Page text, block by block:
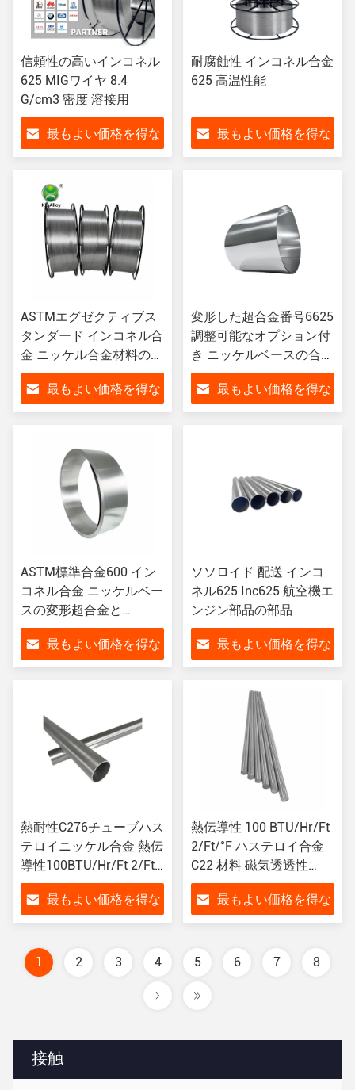
接触
信頼性の高いインコネル
625 MIGワイヤ 8.4
G/cm3 密度 溶接用
最もよい価格を得な
耐腐蝕性 インコネル合金
625 高温性能
最もよい価格を得な
ASTMエグゼクティブス
タンダード インコネル合
金 ニッケル合金材料の部
品
最もよい価格を得な
変形した超合金番号6625
調整可能なオプション付
き ニッケルベースの合金
タイプ
最もよい価格を得な
ASTM標準合金600 イン
コネル合金 ニッケルベー
スの変形超合金と
MO2.8-3.3%
最もよい価格を得な
ソソロイド 配送 インコ
ネル625 Inc625 航空機エ
ンジン部品の部品
最もよい価格を得な
熱耐性C276チューブハス
テロイニッケル合金 熱伝
導性100BTU/Hr/Ft 2/Ft/
°F
最もよい価格を得な
熱伝導性 100 BTU/Hr/Ft
2/Ft/°F ハステロイ合金
C22 材料 磁気透透性
1.002
最もよい価格を得な
1 2 3 4 5 6 7 8